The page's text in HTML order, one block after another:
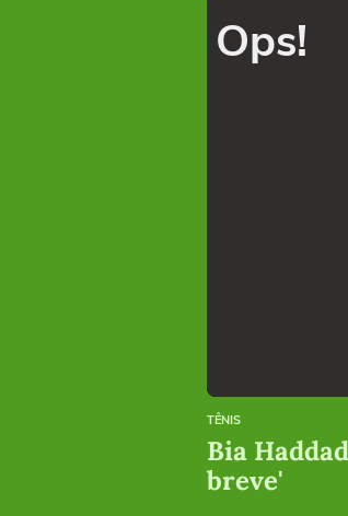
Ops!
TÊNIS
Bia
breve'